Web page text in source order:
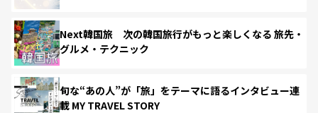
Next韓国旅 次の韓国旅行がもっと楽しくなる 旅先・
グルメ・テクニック
旬な“あの人”が「旅」をテーマに語るインタビュー連
載 MY TRAVEL STORY